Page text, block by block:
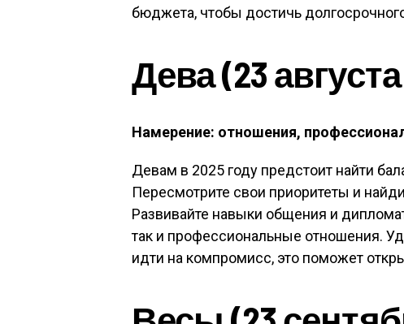
бюджета, чтобы достичь
Дева (23
Намерение: отношения,
Девам в 2025 году предстоит найти
Пересмотрите свои приоритеты и
Развивайте навыки общения и
так и профессиональные отношения.
идти на компромисс, это поможет